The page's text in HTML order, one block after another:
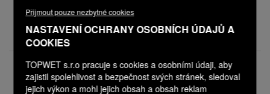
Přijmout pouze nezbytné cookies
NASTAVENÍ OCHRANY OSOBNÍCH ÚDAJŮ A
COOKIES
TOPWET s.r.o pracuje s cookies a osobními údaji, aby
zajistil spolehlivost a bezpečnost svých stránek, sledoval
jejich výkon a mohl jejich obsah a obsah reklam
Vaše cena:2 970,00 Kč
Expedice do 3 dnů
V08P3010M3042PN00PD05
TW SAN BZ 110 TPO/FPO
EVERGUARD MEMBRANE BÍLÁ